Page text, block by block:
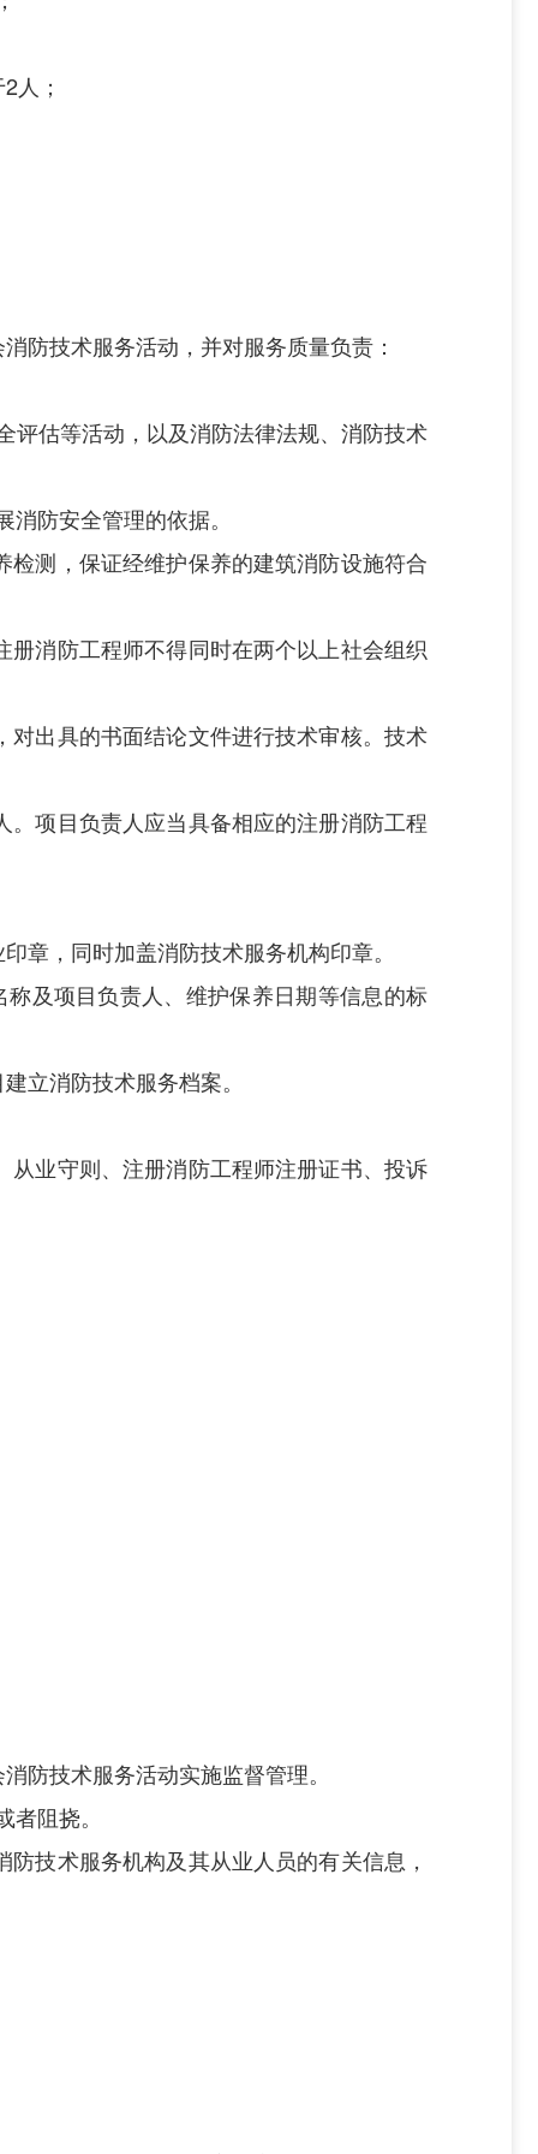
2人；
防技术服务活动，并对服务质量负责：
评估等活动，以及消防法律法规、消防技术
防安全管理的依据。
测，保证经维护保养的建筑消防设施符合
消防工程师不得同时在两个以上社会组织
出具的书面结论文件进行技术审核。技术
项目负责人应当具备相应的注册消防工程
章，同时加盖消防技术服务机构印章。
及项目负责人、维护保养日期等信息的标
立消防技术服务档案。
业守则、注册消防工程师注册证书、投诉
防技术服务活动实施监督管理。
阻挠。
技术服务机构及其从业人员的有关信息，